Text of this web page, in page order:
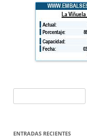
ENTRADAS RECIENTES